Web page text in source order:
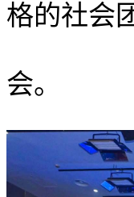
格的社会
会。